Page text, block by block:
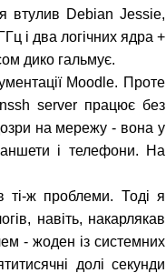
втулив Debian Jessie,
і два логічних ядра +
дико гальмує.
Moodle. Проте
server працює без
на мережу - вона у
і телефони. На
ті-ж проблеми. Тоді я
навіть, накарлякав
- жоден із системних
долі секунди